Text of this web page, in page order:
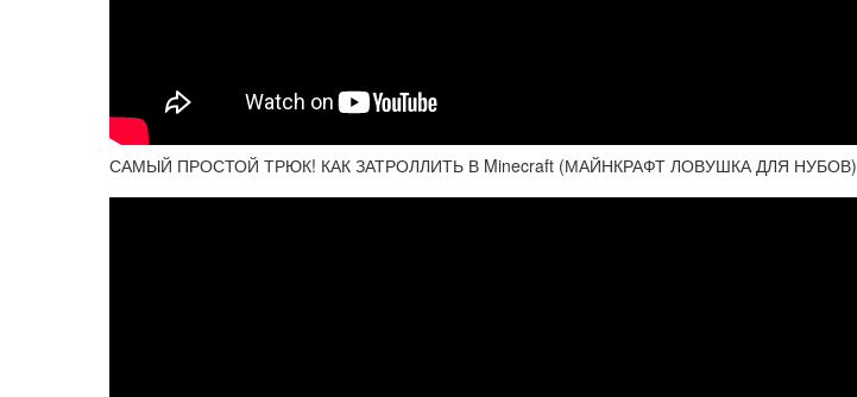
САМЫЙ ПРОСТОЙ ТРЮК! КАК ЗАТРОЛЛИТЬ В Minecraft (МАЙНКРАФТ ЛОВУШКА ДЛЯ НУБОВ)